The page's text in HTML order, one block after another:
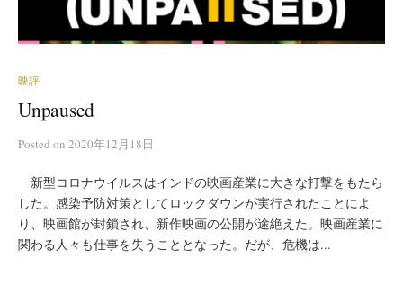
映評
Unpaused
Posted on 2020年12月18日
新型コロナウイルスはインドの映画産業に大きな打撃をもたら
した。感染予防対策としてロックダウンが実行されたことによ
り、映画館が封鎖され、新作映画の公開が途絶えた。映画産業に
関わる人々も仕事を失うこととなった。だが、危機は...